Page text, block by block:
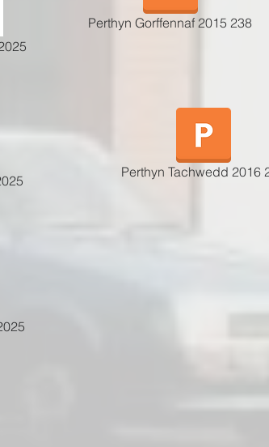
Perthyn Gorffennaf 2015 238
Perthyn Tachwedd 2016